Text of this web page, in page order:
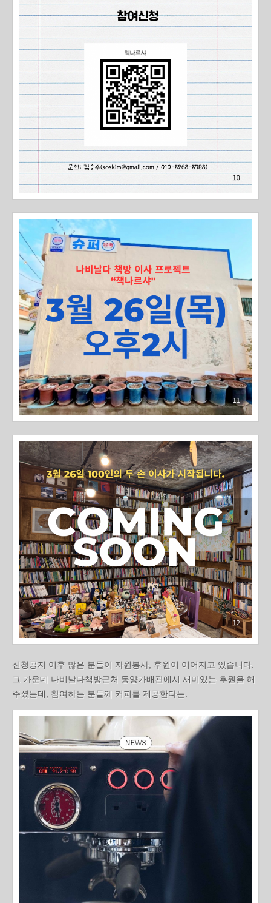
신청공지 이후 많은 분들이 자원봉사, 후원이 이어지고 있습니다.
그 가운데 나비날다책방근처 동양가배관에서 재미있는 후원을 해
주셨는데, 참여하는 분들께 커피를 제공한다는.